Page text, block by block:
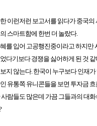
이런저런 보고서를 읽다가 중국
스마트함에 한번 더 놀랐다.
를 입어 고공행진중이라고 하지만
다기보다 경쟁을 싫어하게 된 것 같
지 않는다. 한국이 누구보다 인재
유통쪽 유니콘들을 보면 투자금
람들도 많은데 가끔 그들과의 대